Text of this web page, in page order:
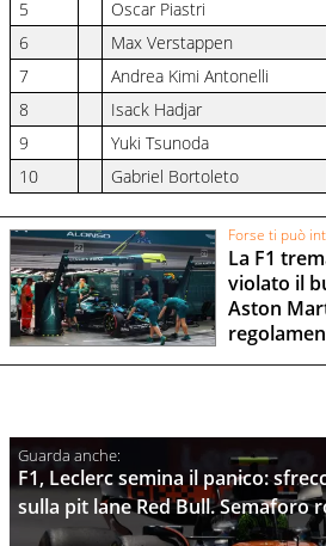
5 Oscar Piastri
6
Max Verstappen
7
Andrea Kimi Antonelli
8
Isack Hadjar
9
Yuki Tsunoda
10
Gabriel Bortoleto
Forse ti può
La F1
violato il
Aston
F1, Leclerc semina il panico:
sulla pit lane Red Bull. Semaforo